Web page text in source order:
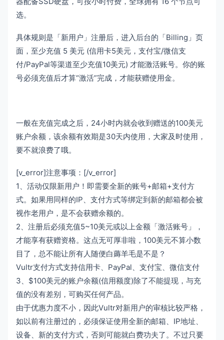
选。
具体规则是「新用户」注册后，进入后台的「Billing」页
面，至少充值 5 美元 (信用卡5美元，支付宝/微信支
付/PayPal等渠道至少充值10美元) 才能激活账号。你的账
号必须充值后才算“激活”完成，才能获赠使用金。
一般在充值完成之后，24小时内就会收到赠送的100美元
账户余额，该余额有效期是30天内使用，大家及时使用，
要不就浪费了哦。
[v_error]注意事项：[/v_error]
1、活动仅限新用户！即需要全新的账号+邮箱+支付方
式。如果用同样的IP、支付方式等绑定到新的邮箱都会被
视作老用户，是不会获赠余额的。
2、注册后必须充值5~10美元或以上金额「激活账号」，
才能享有获赠资格。这点无可厚非啦，100美元不算小数
目了，总不能让所有人随便白薅羊毛是不是？
Vultr支付方式支持信用卡、PayPal、支付宝、微信支付
3、$100美元的账户余额(信用额度)除了不能提现，与充
值的没有差别，可购买任何产品。
由于优惠力度不小，因此Vultr对新用户的审核比较严格，
如以前有注册过的，必须保证使用全新的邮箱、IP地址、
设备、新的支付方式，否则可能就白费功夫了。不过只要